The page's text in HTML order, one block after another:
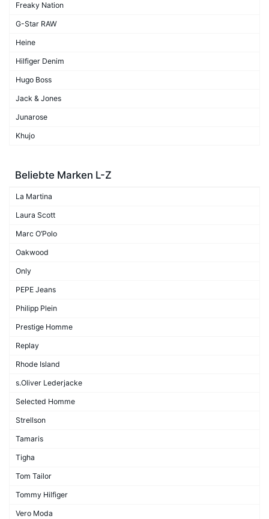
Freaky Nation
G-Star RAW
Heine
Hilfiger Denim
Hugo Boss
Jack & Jones
Junarose
Khujo
Beliebte Marken L-Z
La Martina
Laura Scott
Marc O’Polo
Oakwood
Only
PEPE Jeans
Philipp Plein
Prestige Homme
Replay
Rhode Island
s.Oliver Lederjacke
Selected Homme
Strellson
Tamaris
Tigha
Tom Tailor
Tommy Hilfiger
Vero Moda